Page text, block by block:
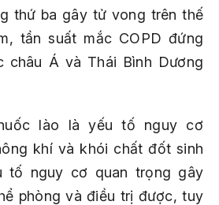
thứ ba gây tử vong trên thế
tần suất mắc COPD đứng
châu Á và Thái Bình Dương
lào là yếu tố nguy cơ
khí và khói chất đốt sinh
tố nguy cơ quan trọng gây
phòng và điều trị được, tuy